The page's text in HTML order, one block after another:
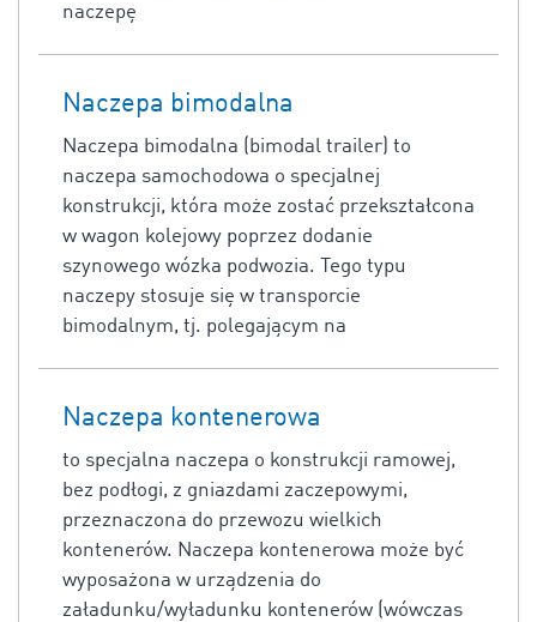
naczepę
Naczepa bimodalna
Naczepa bimodalna (bimodal trailer) to
naczepa samochodowa o specjalnej
konstrukcji, która może zostać przekształcona
w wagon kolejowy poprzez dodanie
szynowego wózka podwozia. Tego typu
naczepy stosuje się w transporcie
bimodalnym, tj. polegającym na
Naczepa kontenerowa
to specjalna naczepa o konstrukcji ramowej,
bez podłogi, z gniazdami zaczepowymi,
przeznaczona do przewozu wielkich
kontenerów. Naczepa kontenerowa może być
wyposażona w urządzenia do
załadunku/wyładunku kontenerów (wówczas